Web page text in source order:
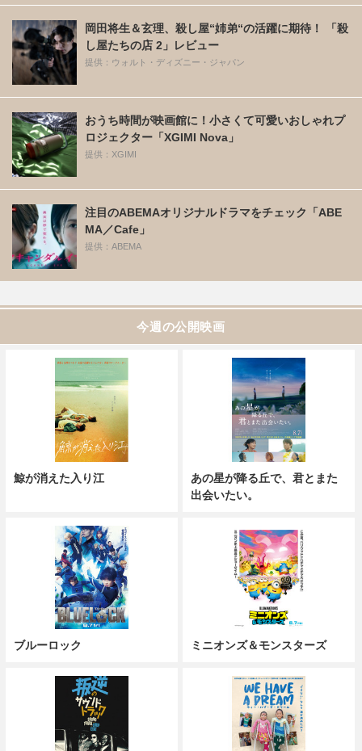
岡田将生＆玄理、殺し屋“姉弟“の活躍に期待！ 「殺
し屋たちの店 2」レビュー
提供：ウォルト・ディズニー・ジャパン
おうち時間が映画館に！小さくて可愛いおしゃれプ
ロジェクター「XGIMI Nova」
提供：XGIMI
注目のABEMAオリジナルドラマをチェック「ABE
MA／Cafe」
提供：ABEMA
今週の公開映画
鯨が消えた入り江
あの星が降る丘で、君とまた
出会いたい。
ブルーロック ミニオンズ＆モンスターズ